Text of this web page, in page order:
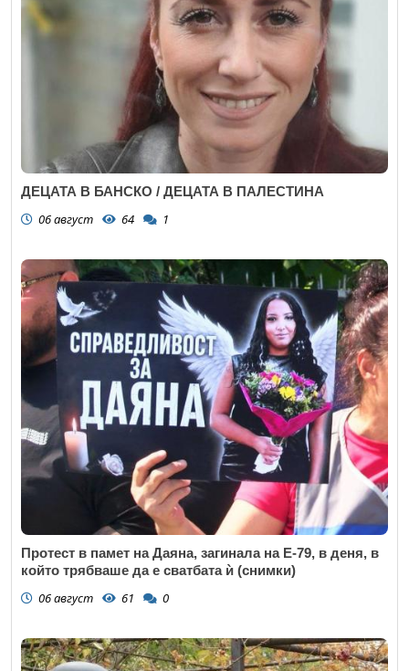
ДЕЦАТА В БАНСКО / ДЕЦАТА В ПАЛЕСТИНА
06 август 64 1
Протест в памет на Даяна, загинала на Е-79, в деня, в
който трябваше да е сватбата ѝ (снимки)
06 август 61 0